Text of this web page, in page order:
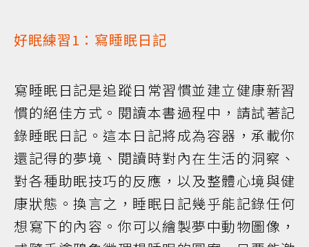
好眠練習1：寫睡眠日記
寫睡眠日記是追蹤日常習慣並建立健康新習
慣的絕佳方式。閱讀本書過程中，請試著記
錄睡眠日記。這本日記將成為容器，承載你
還記得的夢境、閱讀時對內在生活的洞察、
對各種助眠技巧的反應，以及整體心境與健
康狀態。換言之，睡眠日記幾乎能記錄任何
想寫下的內容。你可以繪製夢中動物圖像，